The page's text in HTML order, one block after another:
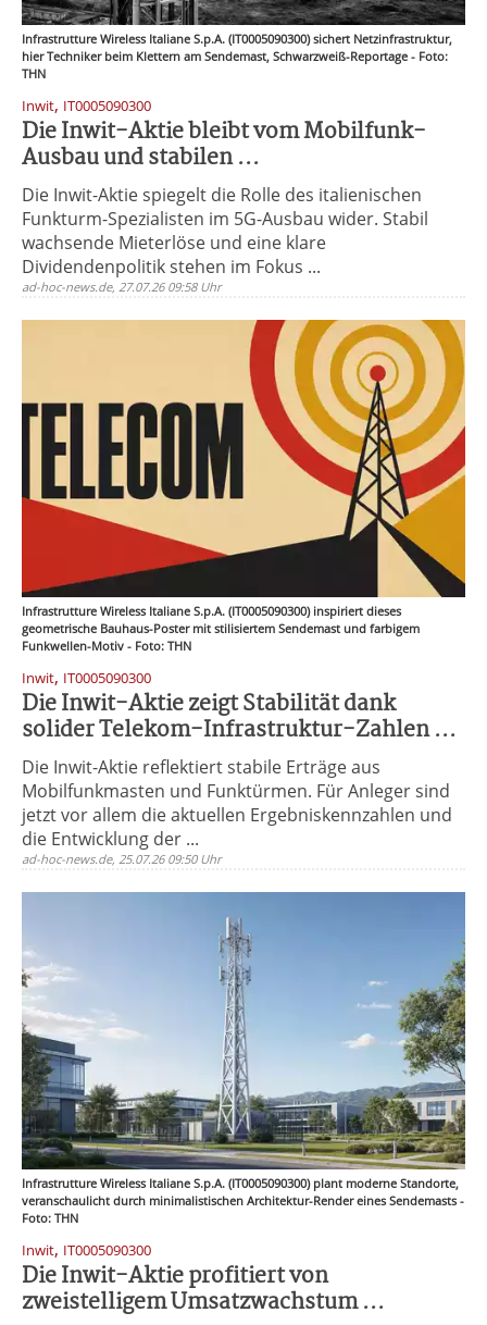
Infrastrutture Wireless Italiane S.p.A. (IT0005090300) sichert Netzinfrastruktur,
hier Techniker beim Klettern am Sendemast, Schwarzweiß-Reportage - Foto:
THN
Inwit, IT0005090300
Die Inwit-Aktie bleibt vom Mobilfunk-
Ausbau und stabilen ...
Die Inwit-Aktie spiegelt die Rolle des italienischen
Funkturm-Spezialisten im 5G-Ausbau wider. Stabil
wachsende Mieterlöse und eine klare
Dividendenpolitik stehen im Fokus ...
ad-hoc-news.de, 27.07.26 09:58 Uhr
Infrastrutture Wireless Italiane S.p.A. (IT0005090300) inspiriert dieses
geometrische Bauhaus-Poster mit stilisiertem Sendemast und farbigem
Funkwellen-Motiv - Foto: THN
Inwit, IT0005090300
Die Inwit-Aktie zeigt Stabilität dank
solider Telekom-Infrastruktur-Zahlen ...
Die Inwit-Aktie reflektiert stabile Erträge aus
Mobilfunkmasten und Funktürmen. Für Anleger sind
jetzt vor allem die aktuellen Ergebniskennzahlen und
die Entwicklung der ...
ad-hoc-news.de, 25.07.26 09:50 Uhr
Infrastrutture Wireless Italiane S.p.A. (IT0005090300) plant moderne Standorte,
veranschaulicht durch minimalistischen Architektur-Render eines Sendemasts -
Foto: THN
Inwit, IT0005090300
Die Inwit-Aktie profitiert von
zweistelligem Umsatzwachstum ...